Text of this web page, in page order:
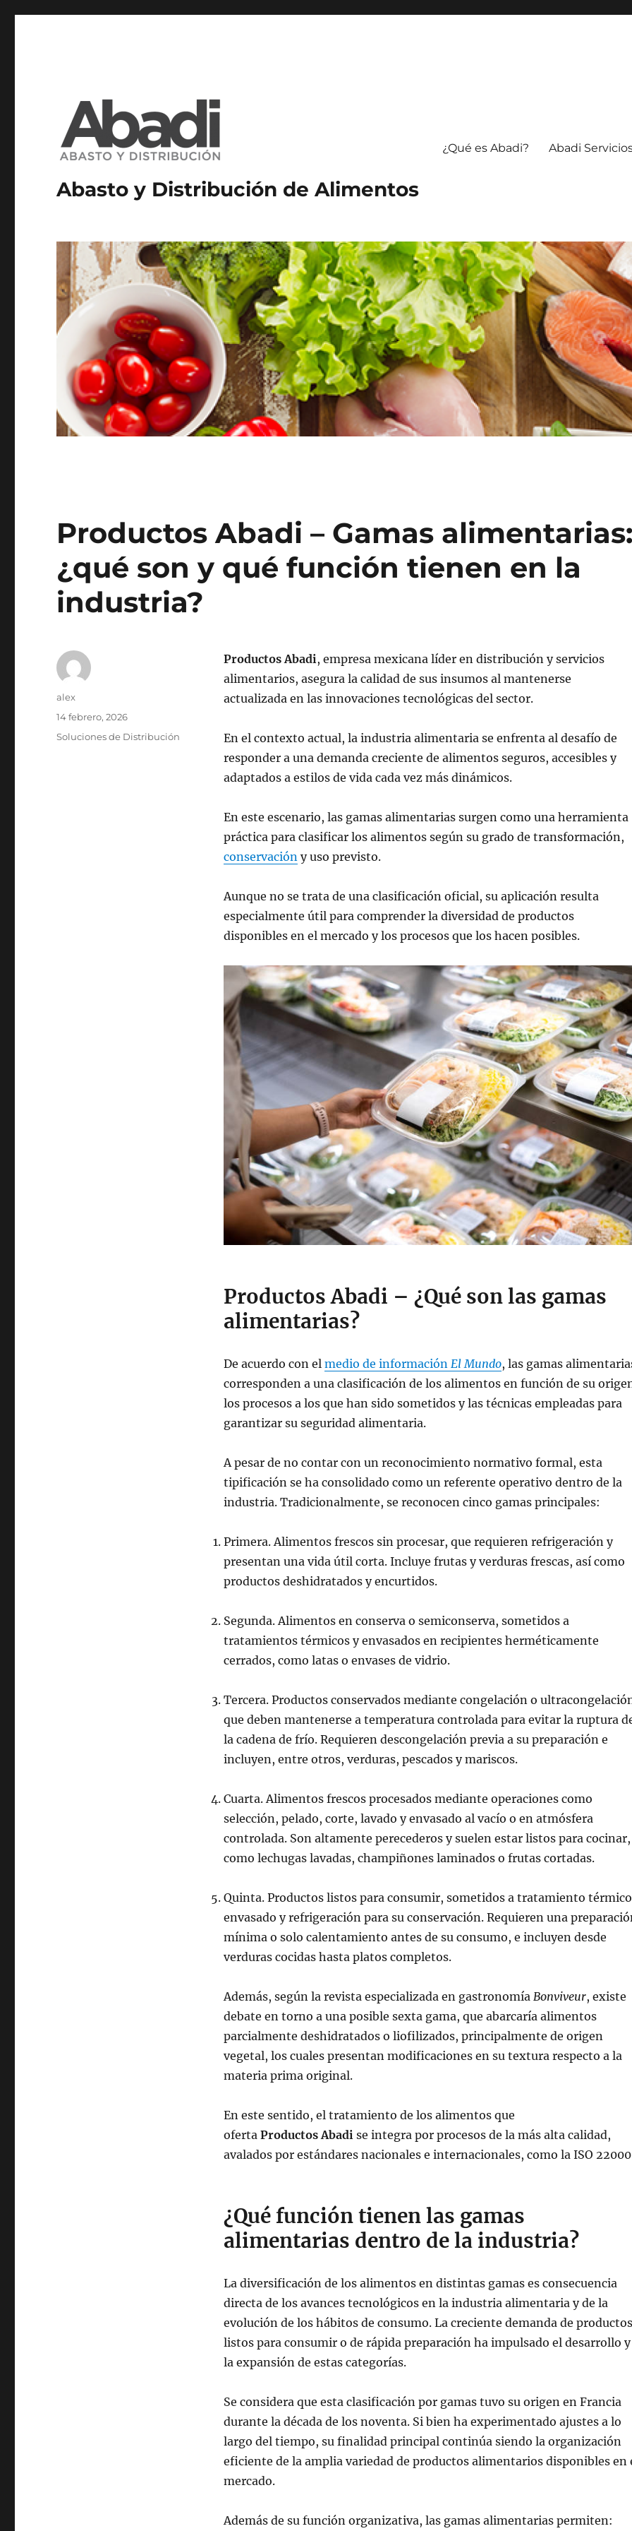
Abasto y Distribución de Alimentos
¿Qué es Abadi? Abadi
Productos Abadi – Gamas
¿qué son y qué función tienen en la
industria?
Productos Abadi, empresa mexicana líder en distribución y servicios
alimentarios, asegura la calidad de sus insumos al mantenerse
actualizada en las innovaciones tecnológicas del sector.
En el contexto actual, la industria alimentaria se enfrenta al desafío de
responder a una demanda creciente de alimentos seguros, accesibles y
adaptados a estilos de vida cada vez más dinámicos.
En este escenario, las gamas alimentarias surgen como una herramienta
práctica para clasificar los alimentos según su grado de transformación,
conservacióny uso previsto.
Aunque no se trata de una clasificación oficial, su aplicación resulta
especialmente útil para comprender la diversidad de productos
disponibles en el mercado y los procesos que los hacen posibles.
Productos Abadi – ¿Qué son las gamas
alimentarias?
De acuerdo con el medio de información El Mundo, las gamas
corresponden a una clasificación de los alimentos en función de su
los procesos a los que han sido sometidos y las técnicas empleadas para
garantizar su seguridad alimentaria.
A pesar de no contar con un reconocimiento normativo formal, esta
tipificación se ha consolidado como un referente operativo dentro de la
industria. Tradicionalmente, se reconocen cinco gamas principales:
Primera. Alimentos frescos sin procesar, que requieren refrigeración y
presentan una vida útil corta. Incluye frutas y verduras frescas, así como
productos deshidratados y encurtidos.
Segunda. Alimentos en conserva o semiconserva, sometidos a
tratamientos térmicos y envasados en recipientes herméticamente
cerrados, como latas o envases de vidrio.
Tercera. Productos conservados mediante congelación o
que deben mantenerse a temperatura controlada para evitar la ruptura
la cadena de frío. Requieren descongelación previa a su preparación e
incluyen, entre otros, verduras, pescados y mariscos.
Cuarta. Alimentos frescos procesados mediante operaciones como
selección, pelado, corte, lavado y envasado al vacío o en atmósfera
controlada. Son altamente perecederos y suelen estar listos para cocinar,
como lechugas lavadas, champiñones laminados o frutas cortadas.
Quinta. Productos listos para consumir, sometidos a tratamiento
envasado y refrigeración para su conservación. Requieren una
mínima o solo calentamiento antes de su consumo, e incluyen desde
verduras cocidas hasta platos completos.
Además, según la revista especializada en gastronomía Bonviveur, existe
debate en torno a una posible sexta gama, que abarcaría alimentos
parcialmente deshidratados o liofilizados, principalmente de origen
vegetal, los cuales presentan modificaciones en su textura respecto a la
materia prima original.
En este sentido, el tratamiento de los alimentos que
oferta Productos Abadi se integra por procesos de la más alta calidad,
avalados por estándares nacionales e internacionales, como la ISO
¿Qué función tienen las gamas
alimentarias dentro de la industria?
La diversificación de los alimentos en distintas gamas es consecuencia
directa de los avances tecnológicos en la industria alimentaria y de la
evolución de los hábitos de consumo. La creciente demanda de productos
listos para consumir o de rápida preparación ha impulsado el desarrollo y
la expansión de estas categorías.
Se considera que esta clasificación por gamas tuvo su origen en Francia
durante la década de los noventa. Si bien ha experimentado ajustes a lo
largo del tiempo, su finalidad principal continúa siendo la organización
eficiente de la amplia variedad de productos alimentarios disponibles en
mercado.
Además de su función organizativa, las gamas alimentarias permiten:
Autor
alex
Publicado
14 febrero, 2026
Categorías
Soluciones de Distribución